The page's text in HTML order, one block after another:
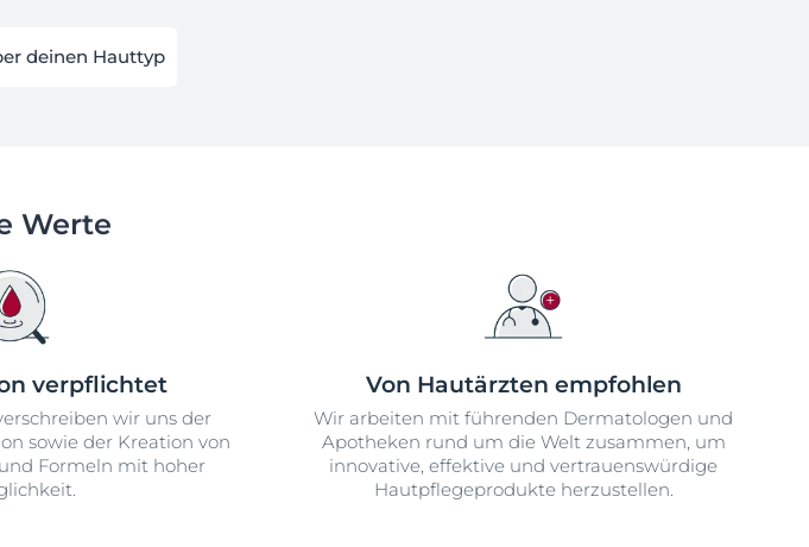
deinen Hauttyp
Werte
verpflichtet
wir uns der
sowie der Kreation von
Formeln mit hoher
Von Hautärzten empfohlen
Wir arbeiten mit führenden Dermatologen und
Apotheken rund um die Welt zusammen, um
innovative, effektive und vertrauenswürdige
Hautpflegeprodukte herzustellen.